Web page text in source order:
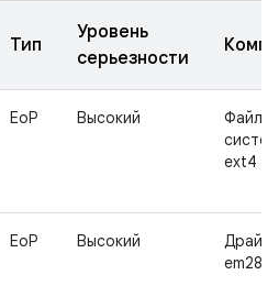
Тип
Уровень
серьезности
EoP Высокий
ext4
EoP Высокий
em28xx